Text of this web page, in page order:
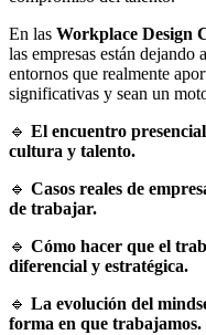
En las Workplace Design
las empresas están dejando
entornos que realmente
significativas y sean un
🔹 El encuentro
cultura y talento.
🔹 Casos reales de
de trabajar.
🔹 Cómo hacer que el
diferencial y estratégica.
🔹 La evolución del
forma en que trabajamos.